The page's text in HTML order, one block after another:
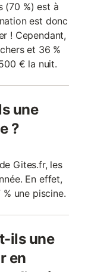
(70 %) est à
est donc
! Cependant,
et 36 %
€ la nuit.
une
?
Gites.fr, les
En effet,
une piscine.
ils une
en